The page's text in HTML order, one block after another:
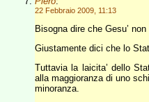
22 Febbraio 2009, 11:13
Bisogna dire che Gesu’
Giustamente dici che lo
Tuttavia la laicita’ dello
alla maggioranza di uno
minoranza.